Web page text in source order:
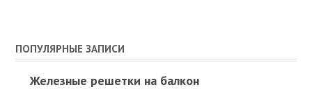
ПОПУЛЯРНЫЕ ЗАПИСИ
Железные решетки на балкон